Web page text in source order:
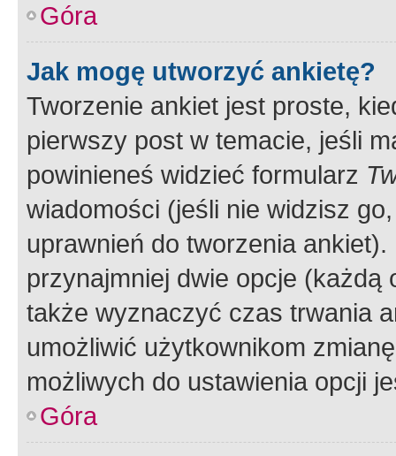
Góra
Jak mogę utworzyć ankietę?
Tworzenie ankiet jest proste,
pierwszy post w temacie, jeśli
powinieneś widzieć formularz
wiadomości (jeśli nie widzisz
uprawnień do tworzenia
przynajmniej dwie opcje
także wyznaczyć czas trwania
umożliwić użytkownikom
możliwych do ustawienia opcji
Góra